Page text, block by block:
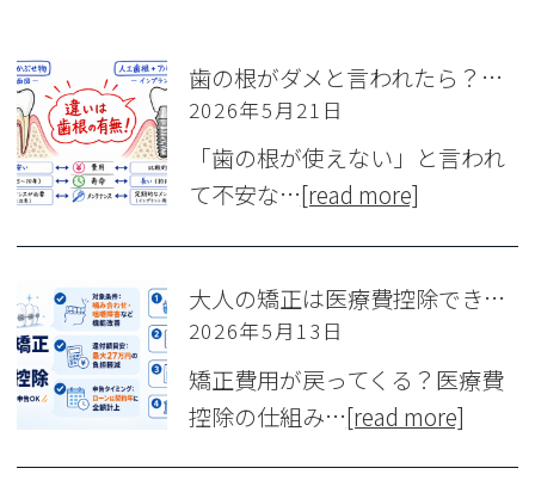
歯の根がダメと言われたら？差し歯とインプラントの違いを徹底比較
2026年5月21日
「歯の根が使えない」と言われ
て不安な…[read more]
大人の矯正は医療費控除できる？対象条件と還付額シミュレーション
2026年5月13日
矯正費用が戻ってくる？医療費
控除の仕組み…[read more]